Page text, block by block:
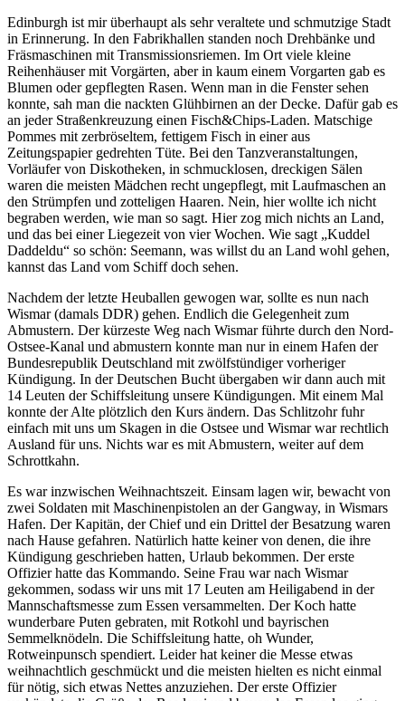
Edinburgh ist mir überhaupt als sehr veraltete und schmutzige Stadt
in Erinnerung. In den Fabrikhallen standen noch Drehbänke und
Fräsmaschinen mit Transmissionsriemen. Im Ort viele kleine
Reihenhäuser mit Vorgärten, aber in kaum einem Vorgarten gab es
Blumen oder gepflegten Rasen. Wenn man in die Fenster sehen
konnte, sah man die nackten Glühbirnen an der Decke. Dafür gab es
an jeder Straßenkreuzung einen Fisch&Chips-Laden. Matschige
Pommes mit zerbröseltem, fettigem Fisch in einer aus
Zeitungspapier gedrehten Tüte. Bei den Tanzveranstaltungen,
Vorläufer von Diskotheken, in schmucklosen, dreckigen Sälen
waren die meisten Mädchen recht ungepflegt, mit Laufmaschen an
den Strümpfen und zotteligen Haaren. Nein, hier wollte ich nicht
begraben werden, wie man so sagt. Hier zog mich nichts an Land,
und das bei einer Liegezeit von vier Wochen. Wie sagt
Kuddel
Daddeldu
so schön: Seemann, was willst du an Land wohl gehen,
kannst das Land vom Schiff doch sehen.
Nachdem der letzte Heuballen gewogen war, sollte es nun nach
Wismar (damals DDR) gehen. Endlich die Gelegenheit zum
Abmustern. Der kürzeste Weg nach Wismar führte durch den Nord-
Ostsee-Kanal und abmustern konnte man nur in einem Hafen der
Bundesrepublik Deutschland mit zwölfstündiger vorheriger
Kündigung. In der Deutschen Bucht übergaben wir dann auch mit
14 Leuten der Schiffsleitung unsere Kündigungen. Mit einem Mal
konnte der Alte plötzlich den Kurs ändern. Das Schlitzohr fuhr
einfach mit uns um Skagen in die Ostsee und Wismar war rechtlich
Ausland für uns. Nichts war es mit Abmustern, weiter auf dem
Schrottkahn.
Es war inzwischen Weihnachtszeit. Einsam lagen wir, bewacht von
zwei Soldaten mit Maschinenpistolen an der Gangway, in Wismars
Hafen. Der Kapitän, der Chief und ein Drittel der Besatzung waren
nach Hause gefahren. Natürlich hatte keiner von denen, die ihre
Kündigung geschrieben hatten, Urlaub bekommen. Der erste
Offizier hatte das Kommando. Seine Frau war nach Wismar
gekommen, sodass wir uns mit 17 Leuten am Heiligabend in der
Mannschaftsmesse zum Essen versammelten. Der Koch hatte
wunderbare Puten gebraten, mit Rotkohl und bayrischen
Semmelknödeln. Die Schiffsleitung hatte, oh Wunder,
Rotweinpunsch spendiert. Leider hat keiner die Messe etwas
weihnachtlich geschmückt und die meisten hielten es nicht einmal
für nötig, sich etwas Nettes anzuziehen. Der erste Offizier